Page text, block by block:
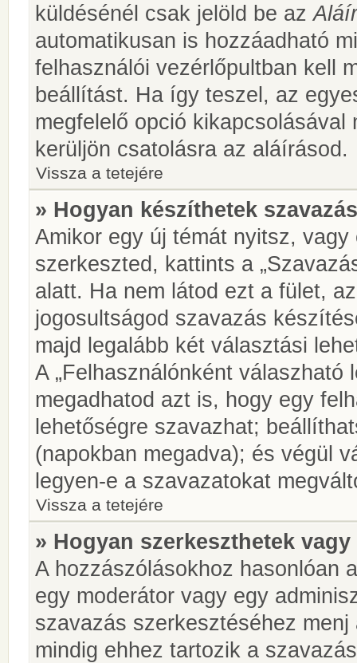
küldésénél csak jelöld be az
automatikusan is hozzáadható
felhasználói vezérlőpultban kell
beállítást. Ha így teszel, az
megfelelő opció
kerüljön csatolásra az aláírásod.
Vissza a tetejére
» Hogyan készíthetek
Amikor egy új témát nyitsz,
szerkeszted, kattints a
alatt. Ha nem látod ezt a fület,
jogosultságod szavazás
majd legalább két választási
A „Felhasználónként válaszható
megadhatod azt is, hogy egy
lehetőségre szavazhat;
(napokban megadva); és végül
legyen-e a szavazatokat
Vissza a tetejére
» Hogyan szerkeszthetek
A hozzászólásokhoz hasonlóan
egy moderátor vagy egy
szavazás szerkesztéséhez
mindig ehhez tartozik a